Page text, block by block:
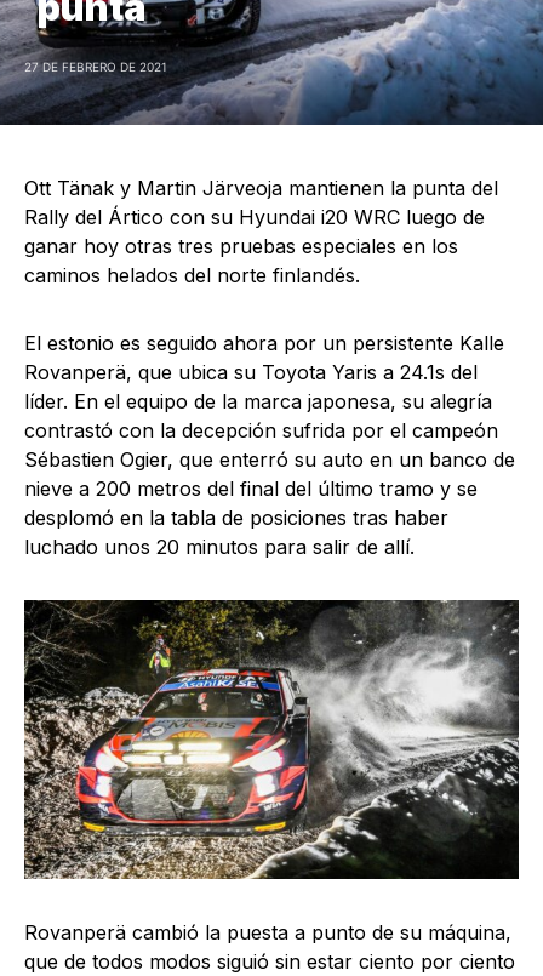
27 DE FEBRERO DE 2021
Ott Tänak y Martin Järveoja mantienen la punta del
Rally del Ártico con su Hyundai i20 WRC luego de
ganar hoy otras tres pruebas especiales en los
caminos helados del norte finlandés.
El estonio es seguido ahora por un persistente Kalle
Rovanperä, que ubica su Toyota Yaris a 24.1s del
líder. En el equipo de la marca japonesa, su alegría
contrastó con la decepción sufrida por el campeón
Sébastien Ogier, que enterró su auto en un banco de
nieve a 200 metros del final del último tramo y se
desplomó en la tabla de posiciones tras haber
luchado unos 20 minutos para salir de allí.
Rovanperä cambió la puesta a punto de su máquina,
que de todos modos siguió sin estar ciento por ciento